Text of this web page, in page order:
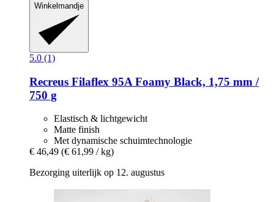
Winkelmandje
5.0 (1)
Recreus Filaflex 95A Foamy Black, 1,75 mm /
750 g
Elastisch & lichtgewicht
Matte finish
Met dynamische schuimtechnologie
€ 46,49 (€ 61,99 / kg)
Bezorging uiterlijk op 12. augustus